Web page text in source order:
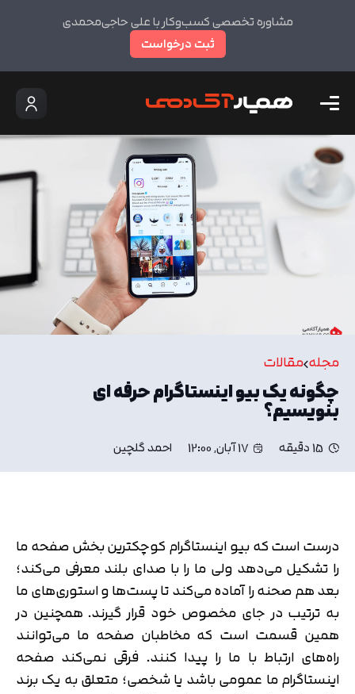
مشاوره تخصصی کسب‌وکار با علی حاجی‌محمدی
ثبت درخواست
مجله مقالات
چگونه یک بیو اینستاگرام حرفه ای
بنویسیم؟
15 دقیقه 17 آبان, 12:00 احمد گلچین
درست است که بیو اینستاگرام کوچکترین بخش صفحه ما
را تشکیل می‌دهد ولی ما را با صدای بلند معرفی می‌کند؛
بعد هم صحنه را آماده می‌کند تا پست‌ها و استوری‌های ما
به ترتیب در جای مخصوص خود قرار گیرند. همچنین در
همین قسمت است که مخاطبان صفحه ما می‌توانند
راه‌های ارتباط با ما را پیدا کنند. فرقی نمی‌کند صفحه
اینستاگرام ما عمومی باشد یا شخصی؛ متعلق به یک برند